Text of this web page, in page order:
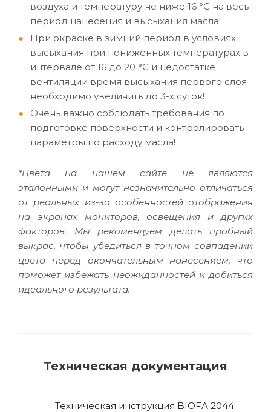
воздуха и температуру не ниже 16 °C на весь
период нанесения и высыхания масла!
При окраске в зимний период в условиях
высыхания при пониженных температурах в
интервале от 16 до 20 °C и недостатке
вентиляции время высыхания первого слоя
необходимо увеличить до 3-х суток!
Очень важно соблюдать требования по
подготовке поверхности и контролировать
параметры по расходу масла!
*Цвета на нашем сайте не являются
эталонными и могут незначительно отличаться
от реальных из-за особенностей отображения
на экранах мониторов, освещения и других
факторов. Мы рекомендуем делать пробный
выкрас, чтобы убедиться в точном совпадении
цвета перед окончательным нанесением, что
поможет избежать неожиданностей и добиться
идеального результата.
Техническая документация
Техническая инструкция BIOFA 2044